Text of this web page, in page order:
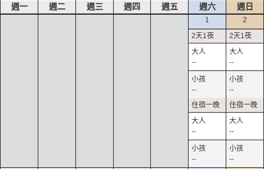
週一 週二 週三 週四 週五 週六 週日
1
--
--
--
--
2
--
--
--
--